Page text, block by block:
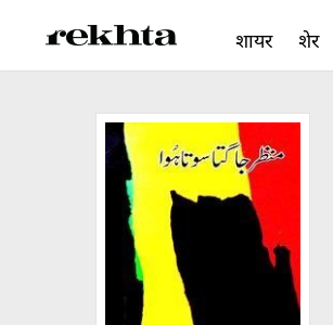
शायर शेर